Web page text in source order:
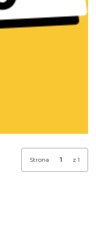
Strona z 1